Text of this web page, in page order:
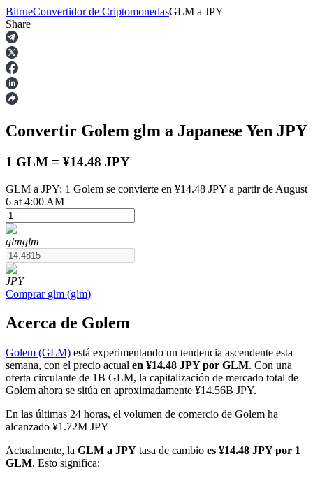
Futuros
Futuros del USDT
Futuros COIN-M
TradFi
BitrueConvertidor de CriptomonedasGLM a JPY
Share
Convertir Golem glm a Japanese Yen JPY
1 GLM = ¥14.48 JPY
GLM a JPY: 1 Golem se convierte en ¥14.48 JPY a partir de August
6 at 4:00 AM
glmglm
JPY
Comprar glm (glm)
Acerca de Golem
Golem (GLM) está experimentando un tendencia ascendente esta
semana, con el precio actual en ¥14.48 JPY por GLM. Con una
oferta circulante de 1B GLM, la capitalización de mercado total de
Golem ahora se sitúa en aproximadamente ¥14.56B JPY.
En las últimas 24 horas, el volumen de comercio de Golem ha
alcanzado ¥1.72M JPY
Actualmente, la GLM a JPY tasa de cambio es ¥14.48 JPY por 1
GLM. Esto significa: